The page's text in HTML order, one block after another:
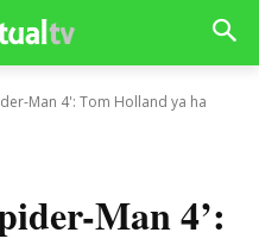
Man 4': Tom Holland ya ha
Man 4’: